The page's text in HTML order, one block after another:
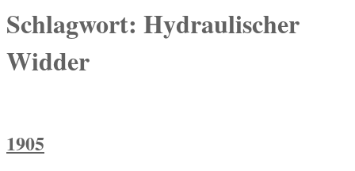
Schlagwort: Hydraulischer
Widder
1905